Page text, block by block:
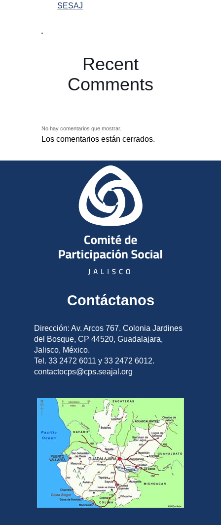
SESAJ
Recent
Comments
No hay comentarios que mostrar.
Los comentarios están cerrados.
Contáctanos
Dirección: Av. Arcos 767. Colonia Jardines
del Bosque, CP 44520, Guadalajara,
Jalisco, México.
Tel. 33 2472 6011 y 33 2472 6012.
contactocps@cps.seajal.org